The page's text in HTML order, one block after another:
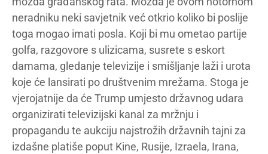
neradniku neki savjetnik već otkrio koliko bi poslije
toga mogao imati posla. Koji bi mu ometao partije
golfa, razgovore s ulizicama, susrete s eskort
damama, gledanje televizije i smišljanje laži i urota
koje će lansirati po društvenim mrežama. Stoga je
vjerojatnije da će Trump umjesto državnog udara
organizirati televizijski kanal za mržnju i
propagandu te aukciju najstrožih državnih tajni za
izdašne platiše poput Kine, Rusije, Izraela, Irana,